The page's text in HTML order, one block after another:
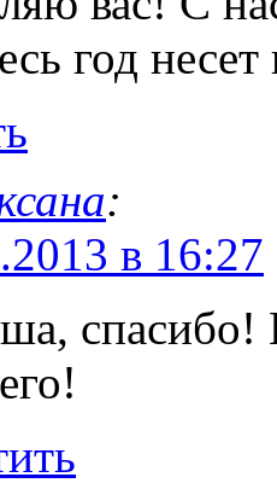
год
:
в 16:27
спасибо!